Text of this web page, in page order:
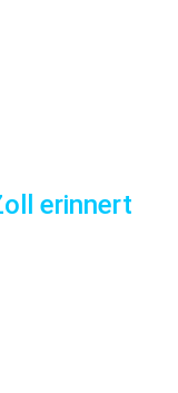
erinnert